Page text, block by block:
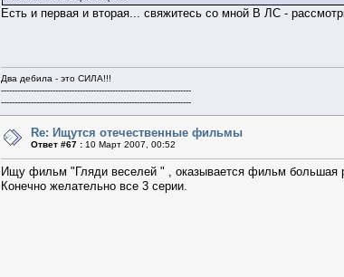
Есть и первая и вторая... свяжитесь со мной В ЛС -
Два дебила - это СИЛА!!!
----------------------------------------------------------------------
----------------------------------------------------------------------
Re: Ищутся отечественные фильмы
Ответ #67 : 10 Март 2007, 00:52
Ищу фильм "Гляди веселей " , оказывается фильм большая
Конечно желательно все 3 серии.